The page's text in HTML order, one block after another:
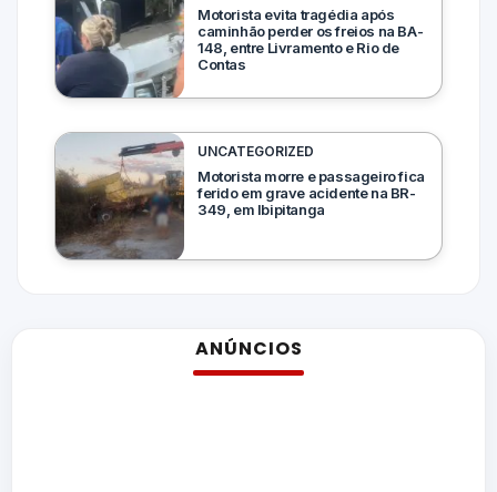
Motorista evita tragédia após
caminhão perder os freios na BA-
148, entre Livramento e Rio de
Contas
UNCATEGORIZED
Motorista morre e passageiro fica
ferido em grave acidente na BR-
349, em Ibipitanga
ANÚNCIOS